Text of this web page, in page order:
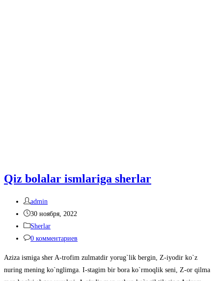
Qiz bolalar ismlariga sherlar
Автор
записи:
admin
Запись
опубликована:
30 ноября, 2022
Рубрика
записи:
Sherlar
Комментарии
записи:
0 комментариев
Aziza ismiga sher A-trofim zulmatdir yorug`lik bergin, Z-iyodir ko`z
nuring mening ko`nglimga. I-stagim bir bora ko`rmoqlik seni, Z-or qilma